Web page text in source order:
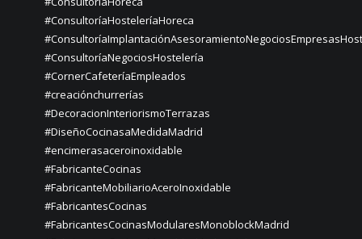
#ConsultoríaHosteleríaHoreca
#ConsultoríaNegociosHostelería
#CornerCafeteríaEmpleados
#creaciónchurrerías
#DecoracionInteriorismoTerrazas
#DiseñoCocinasaMedidaMadrid
#encimerasaceroinoxidable
#FabricanteCocinas
#FabricanteMobiliarioAceroInoxidable
#FabricantesCocinas
#FabricantesCocinasModularesMonoblockMadrid